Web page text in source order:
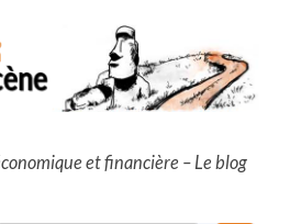
et financière – Le blog